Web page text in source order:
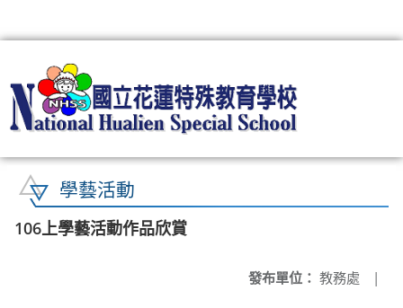
學藝活動
106上學藝活動作品欣賞
發布單位： 教務處 |